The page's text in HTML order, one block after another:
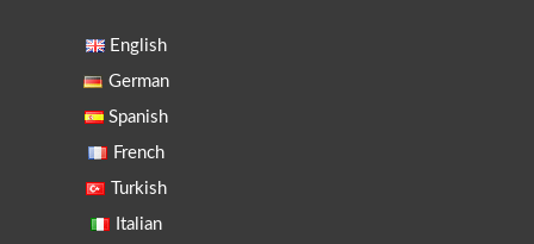
English
German
Spanish
French
Turkish
Italian